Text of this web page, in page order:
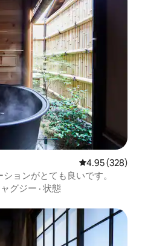
。
レビュー328
4.95 (328)
ョンがとても良いです。
グジー · 状態